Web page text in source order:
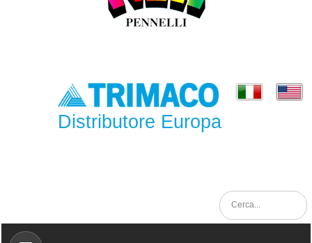
Distributore Europa